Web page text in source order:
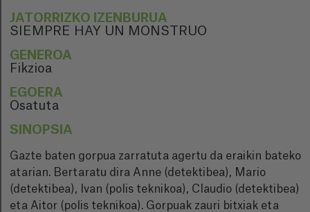
JATORRIZKO IZENBURUA
SIEMPRE HAY UN MONSTRUO
GENEROA
Fikzioa
EGOERA
Osatuta
SINOPSIA
Gazte baten gorpua zarratuta agertu da eraikin bateko
atarian. Bertaratu dira Anne (detektibea), Mario
(detektibea), Ivan (polis teknikoa), Claudio (detektibea)
eta Aitor (polis teknikoa). Gorpuak zauri bitxiak eta